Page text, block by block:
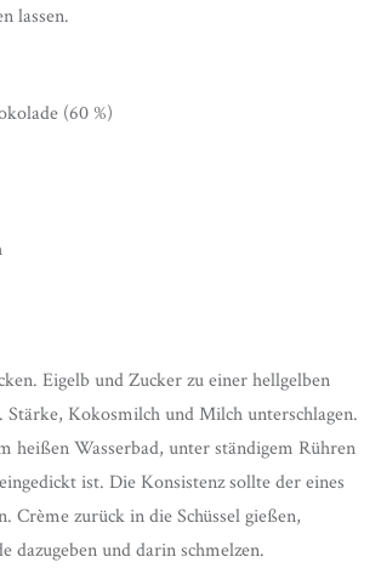
lassen.
(60 %)
Eigelb und Zucker zu einer hellgelben
Stärke, Kokosmilch und Milch unterschlagen.
heißen Wasserbad, unter ständigem Rühren
ist. Die Konsistenz sollte der eines
Crème zurück in die Schüssel gießen,
dazugeben und darin schmelzen.